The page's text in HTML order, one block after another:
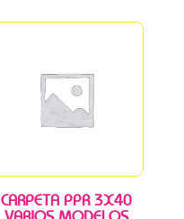
CARPETA PPR 3X40